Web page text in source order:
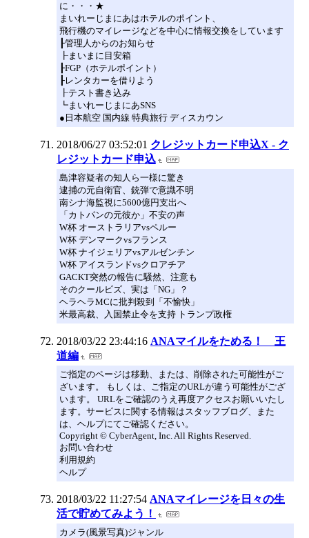
に・・・★
まいれーじまにあはホテルのポイント、
飛行機のマイレージなどを中心に情報交換をしています
┠管理人からのお知らせ
┠まいまに目安箱
┠FGP（ホテルポイント）
┠レンタカーを借りよう
┠テスト書き込み
┗まいれーじまにあSNS
●日本航空 国内線 特典旅行 ディスカウン
2018/06/27 03:52:01 クレジットカード申込X - ク
レジットカード申込
島津容疑者の知人ら一様に驚き
逮捕の元自衛官、銃弾で意識不明
南シナ海監視に5600億円支出へ
「カトパンの元彼か」不安の声
W杯 オーストラリアvsペルー
W杯 デンマークvsフランス
W杯 ナイジェリアvsアルゼンチン
W杯 アイスランドvsクロアチア
GACKT突然の報告に騒然、注意も
そのクールビズ、実は「NG」？
ヘラヘラMCに批判殺到「不愉快」
米最高裁、入国禁止令を支持 トランプ政権
2018/03/22 23:44:16 ANAマイルをためる！ 王
道編
ご指定のページは移動、または、削除された可能性がご
ざいます。 もしくは、ご指定のURLが違う可能性がござ
います。 URLをご確認のうえ再度アクセスお願いいたし
ます。サービスに関する情報はスタッフブログ、また
は、ヘルプにてご確認ください。
Copyright © CyberAgent, Inc. All Rights Reserved.
お問い合わせ
利用規約
ヘルプ
2018/03/22 11:27:54 ANAマイレージを日々の生
活で貯めてみよう！
カメラ(風景写真)ジャンル